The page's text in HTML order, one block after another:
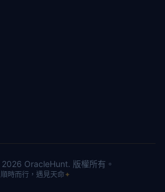
2026 OracleHunt. 版權所有。
順時而行，遇見天命 ✦